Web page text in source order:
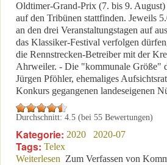
Oldtimer-Grand-Prix (7. bis 9.
auf den Tribünen stattfinden. Jeweils
an den drei Veranstaltungstagen auf
das Klassiker-Festival verfolgen
die Rennstrecken-Betreiber mit der
Ahrweiler. - Die "kommunale Größe"
Jürgen Pföhler, ehemaliges
Konkurs gegangenen landeseigenen
Durchschnitt: 4.5 (bei 55 Bewertungen)
Kategorie: 2020 2020-07
Tags: Telex
Weiterlesen über Kritische Corona-
Zum Verfassen von